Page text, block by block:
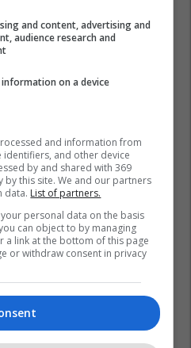
Lufta Në Ukrainë
and content, advertising and
audience research and
on a device
and information from
identifiers, and other device
by and shared with 369
by this site. We and our partners
data. List of partners.
personal data on the basis
can object to by managing
link at the bottom of this page
or withdraw consent in privacy